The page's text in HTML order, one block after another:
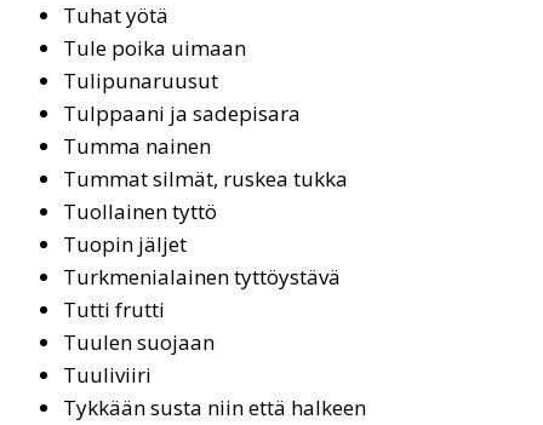
Tuhat yötä
Tule poika uimaan
Tu­li­pu­na­ruu­sut
Tulppaani ja sadepisara
Tum­ma nai­nen
Tummat silmät, ruskea tukka
Tuol­lai­nen tyt­tö
Tuo­pin jäl­jet
Turkmenialainen tyttöystävä
Tut­ti frut­ti
Tuu­len suo­jaan
Tuu­li­vii­ri
Tykkään susta niin että halkeen